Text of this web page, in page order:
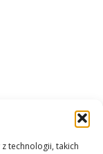
technologii, takich